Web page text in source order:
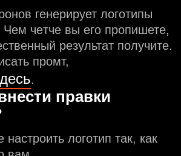
генерирует логотипы
чeтче вы его пропишете,
результат получите.
промт,
.
правки
логотип так, как